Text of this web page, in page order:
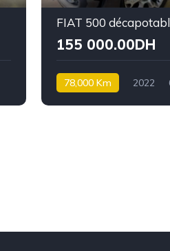
FIAT 500
155 000.00DH
78,000 Km 2022